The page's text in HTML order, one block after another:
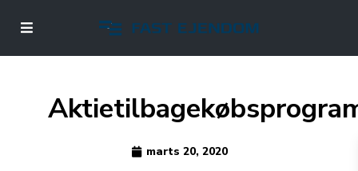
marts 20, 2020